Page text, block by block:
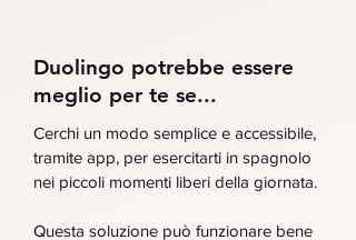
Duolingo potrebbe essere
meglio per te se...
Cerchi un modo semplice e accessibile,
tramite app, per esercitarti in spagnolo
nei piccoli momenti liberi della giornata.
Questa soluzione può funzionare bene